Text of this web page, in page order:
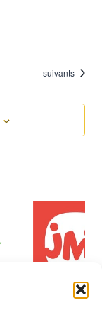
Évènements
suivants